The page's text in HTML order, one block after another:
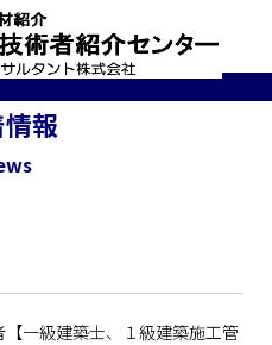
報
一級建築士、１級建築施工管